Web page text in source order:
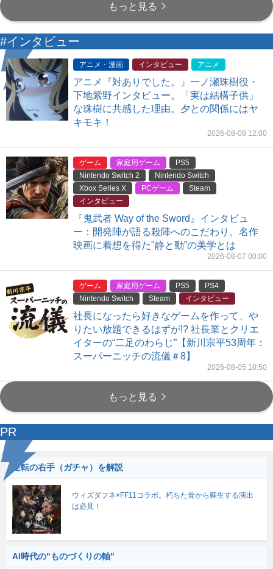
もっと見る
#インタビュー
アニメ・漫画 インタビュー アニメ
アニメ『対ありでした。』一ノ瀬珠樹役・
下地紫野インタビュー。「実は結構子供」
な珠樹に共感した理由。夕との関係にはヤ
キモキ！
2026-08-08 12:00
ゲーム 家庭用ゲーム
PS5
Nintendo Switch 2
Nintendo Switch
Xbox Series X
PCゲーム
Steam
インタビュー
『鬼武者 Way of the Sword』インタビュ
ー：開発陣が語る殺陣へのこだわり。名作
映画に着想を得た"静と動”の美学とは
2026-08-07 00:00
ゲーム 家庭用ゲーム PS5
PS4
Nintendo Switch
Steam インタビュー
社長になったら好きなゲームを作って、や
りたい放題できるはずが!? 社長業とクリエ
イターの“二足のわらじ”【新川宗平53周年：
スーパーニッチの流儀＃8】
2026-08-05 10:50
もっと見る
PR
逆転の右手（ガチャ）を解説
ウィズダフネ×FF11コラボ。朽ちた骨から蘇生する演出
は必見！
AI時代の"ものづくりの軸"